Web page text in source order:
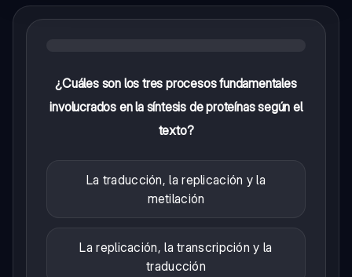
¿Cuáles son los tres procesos fundamentales
involucrados en la síntesis de proteínas según el
texto?
La traducción, la replicación y la
metilación
La replicación, la transcripción y la
traducción